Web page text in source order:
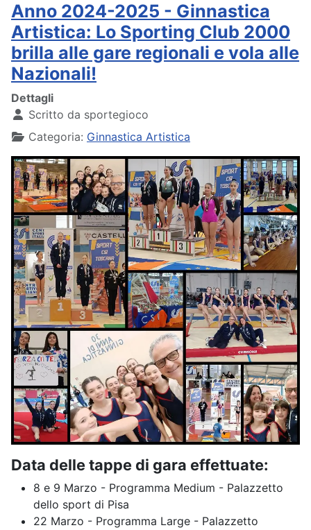
Anno 2024-2025 - Ginnastica
Artistica: Lo Sporting Club 2000
brilla alle gare regionali e vola alle
Nazionali!
Dettagli
Scritto da sportegioco
Categoria: Ginnastica Artistica
Data delle tappe di gara effettuate:
8 e 9 Marzo - Programma Medium - Palazzetto
dello sport di Pisa
22 Marzo - Programma Large - Palazzetto